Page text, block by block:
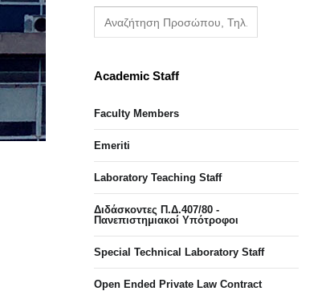
Academic Staff
Faculty Members
Emeriti
Laboratory Teaching Staff
Διδάσκοντες Π.Δ.407/80 -
Πανεπιστημιακοί Υπότροφοι
Special Technical Laboratory Staff
Open Ended Private Law Contract